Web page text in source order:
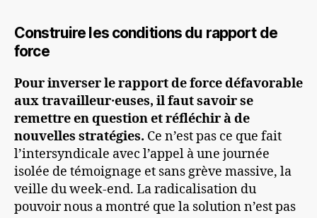
Construire les conditions du rapport de
force
Pour inverser le rapport de force défavorable
aux travailleur·euses, il faut savoir se
remettre en question et réfléchir à de
nouvelles stratégies. Ce n’est pas ce que fait
l’intersyndicale avec l’appel à une journée
isolée de témoignage et sans grève massive, la
veille du week-end. La radicalisation du
pouvoir nous a montré que la solution n’est pas